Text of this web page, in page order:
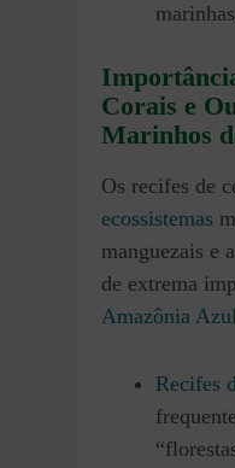
Corais e
Marinhos
Os recifes de
ecossistemas
manguezais e
de extrema
Amazônia Azul
Recifes